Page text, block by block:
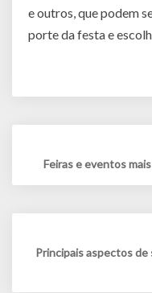
e outros, que podem
porte da festa e
Feiras e eventos
Principais aspectos